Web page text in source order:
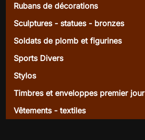
Rubans de décorations
Sculptures - statues - bronzes
Soldats de plomb et figurines
Sports Divers
Stylos
Timbres et enveloppes premier jour
Vêtements - textiles